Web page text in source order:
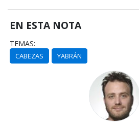
EN ESTA NOTA
TEMAS:
CABEZAS YABRÁN